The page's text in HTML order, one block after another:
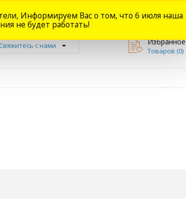
Оплата Наши магазины Форум Отзывы
с нами Избранное
Товаров (0)
Информируем Вас о том, что 6 июля наша
не будет работать!